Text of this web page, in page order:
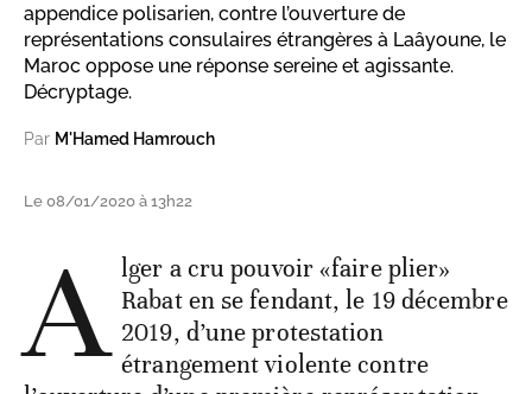
appendice polisarien, contre l’ouverture de
représentations consulaires étrangères à Laâyoune, le
Maroc oppose une réponse sereine et agissante.
Décryptage.
Par M'Hamed Hamrouch
Le 08/01/2020 à 13h22
A lger a cru pouvoir «faire plier»
Rabat en se fendant, le 19 décembre
2019, d’une protestation
étrangement violente contre